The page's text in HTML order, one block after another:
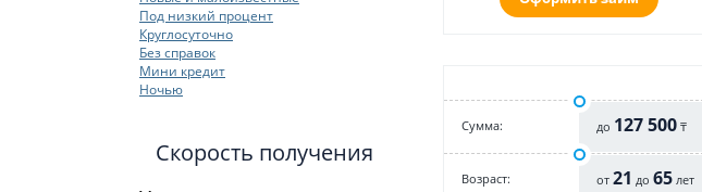
Под низкий процент
Круглосуточно
Без справок
Мини кредит
Ночью
Скорость получения
Cумма: до 127 500 ₸
Возраст: от21 до65 лет